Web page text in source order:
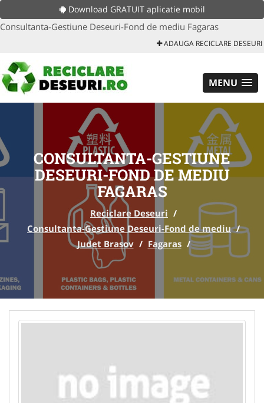
Download GRATUIT aplicatie mobil
Consultanta-Gestiune Deseuri-Fond de mediu Fagaras
ADAUGA RECICLARE DESEURI
MENU
CONSULTANTA-GESTIUNE
DESEURI-FOND DE MEDIU
FAGARAS
Reciclare Deseuri /
Consultanta-Gestiune Deseuri-Fond de mediu /
Judet Brasov / Fagaras /